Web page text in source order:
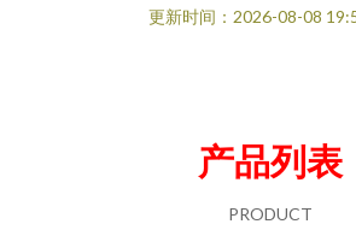
更新时间：2026-08-08
产品列表
PRODUCT